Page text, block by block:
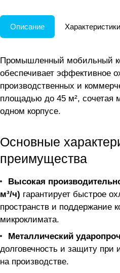
Описание Характеристики
Промышленный мобильный
обеспечивает эффективное
производственных и
площадью до 45 м², сочетая
одном корпусе.
Основные
преимущества
Высокая
м³/ч) гарантирует быстрое
пространств и поддержание
микроклимата.
Металлический
долговечность и защиту при
на производстве.